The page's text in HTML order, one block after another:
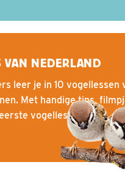
VAN NEDERLAND
leer je in 10 vogellessen
Met handige tips,
vogelles per mail.